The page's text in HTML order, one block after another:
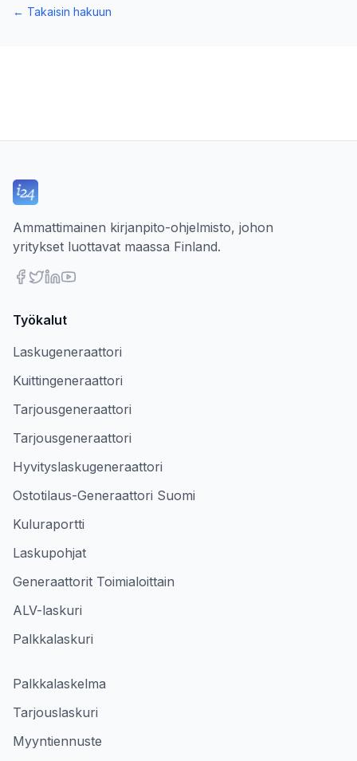
← Takaisin hakuun
Ammattimainen kirjanpito-ohjelmisto, johon
yritykset luottavat maassa Finland.
Työkalut
Laskugeneraattori
Kuittingeneraattori
Tarjousgeneraattori
Tarjousgeneraattori
Hyvityslaskugeneraattori
Ostotilaus-Generaattori Suomi
Kuluraportti
Laskupohjat
Generaattorit Toimialoittain
ALV-laskuri
Palkkalaskuri
Palkkalaskelma
Tarjouslaskuri
Myyntiennuste